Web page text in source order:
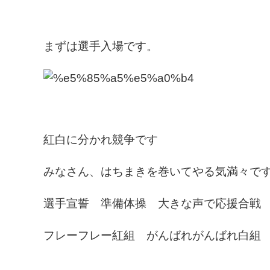
まずは選手入場です。
紅白に分かれ競争です
みなさん、はちまきを巻いてやる気満々で
選手宣誓 準備体操 大きな声で応援合
フレーフレー紅組 がんばれがんばれ白組